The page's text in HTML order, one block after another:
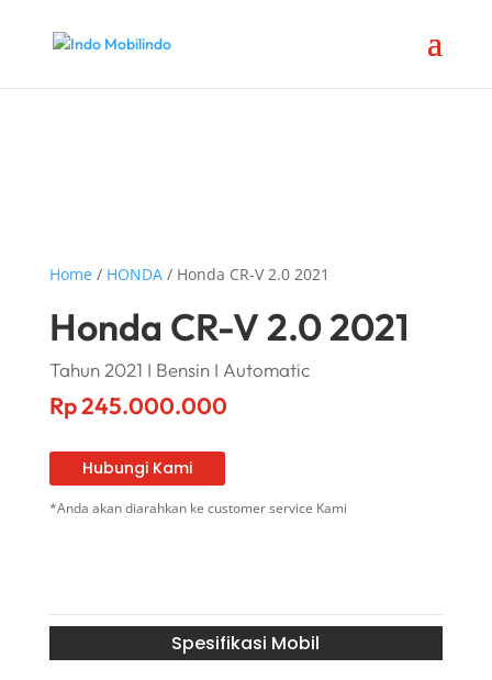
Home/ HONDA/ Honda CR-V 2.0 2021
Honda CR-V 2.0 2021
Tahun 2021 I Bensin I Automatic
Rp245.000.000
Hubungi Kami
*Anda akan diarahkan ke customer service Kami
Spesifikasi Mobil